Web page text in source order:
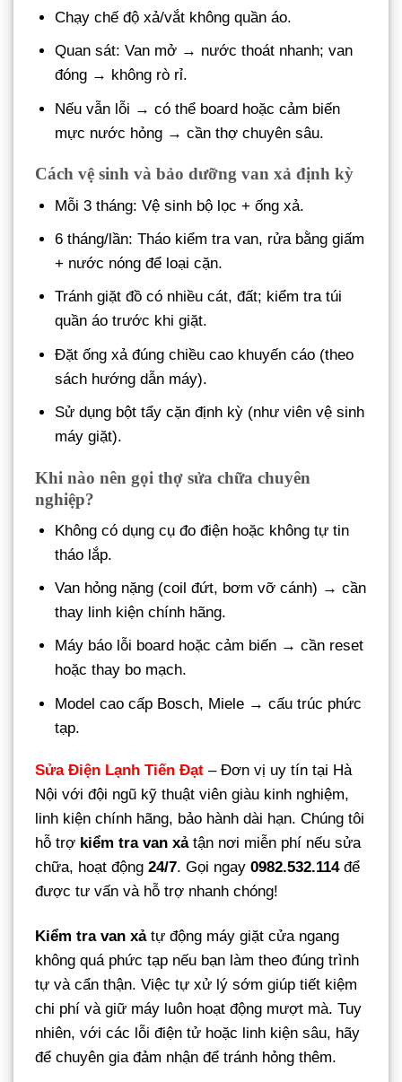
Chạy chế độ xả/vắt không quần áo.
Quan sát: Van mở → nước thoát nhanh; van
đóng → không rò rỉ.
Nếu vẫn lỗi → có thể board hoặc cảm biến
mực nước hỏng → cần thợ chuyên sâu.
Cách vệ sinh và bảo dưỡng van xả định kỳ
Mỗi 3 tháng: Vệ sinh bộ lọc + ống xả.
6 tháng/lần: Tháo kiểm tra van, rửa bằng giấm
+ nước nóng để loại cặn.
Tránh giặt đồ có nhiều cát, đất; kiểm tra túi
quần áo trước khi giặt.
Đặt ống xả đúng chiều cao khuyến cáo (theo
sách hướng dẫn máy).
Sử dụng bột tẩy cặn định kỳ (như viên vệ sinh
máy giặt).
Khi nào nên gọi thợ sửa chữa chuyên
nghiệp?
Không có dụng cụ đo điện hoặc không tự tin
tháo lắp.
Van hỏng nặng (coil đứt, bơm vỡ cánh) → cần
thay linh kiện chính hãng.
Máy báo lỗi board hoặc cảm biến → cần reset
hoặc thay bo mạch.
Model cao cấp Bosch, Miele → cấu trúc phức
tạp.
Sửa Điện Lạnh Tiến Đạt – Đơn vị uy tín tại Hà
Nội với đội ngũ kỹ thuật viên giàu kinh nghiệm,
linh kiện chính hãng, bảo hành dài hạn. Chúng tôi
hỗ trợ kiểm tra van xảtận nơi miễn phí nếu sửa
chữa, hoạt động 24/7. Gọi ngay 0982.532.114để
được tư vấn và hỗ trợ nhanh chóng!
Kiểm tra van xảtự động máy giặt cửa ngang
không quá phức tạp nếu bạn làm theo đúng trình
tự và cẩn thận. Việc tự xử lý sớm giúp tiết kiệm
chi phí và giữ máy luôn hoạt động mượt mà. Tuy
nhiên, với các lỗi điện tử hoặc linh kiện sâu, hãy
để chuyên gia đảm nhận để tránh hỏng thêm.